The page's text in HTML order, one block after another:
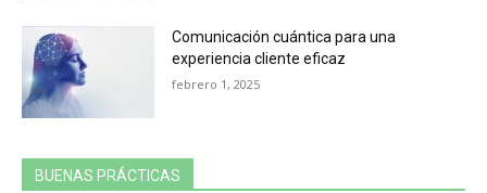
Comunicación cuántica para una
experiencia cliente eficaz
febrero 1, 2025
BUENAS PRÁCTICAS